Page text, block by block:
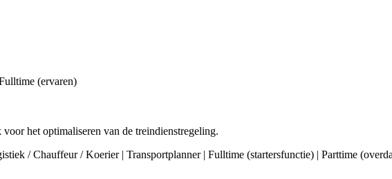
(ervaren)
het optimaliseren van de treindienstregeling.
/ Chauffeur / Koerier | Transportplanner | Fulltime (startersfunctie) | Parttime